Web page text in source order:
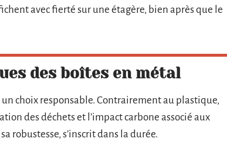
avec fierté sur une étagère, bien après que le
des boîtes en métal
choix responsable. Contrairement au plastique,
des déchets et l’impact carbone associé aux
robustesse, s’inscrit dans la durée.